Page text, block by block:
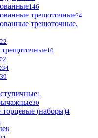
146
трещоточные34
трещоточные,
22
10
2
34
39
1
30
торцевые (наборы)4
8